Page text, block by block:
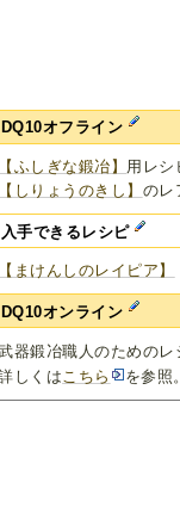
DQ10オフライン
【ふしぎな鍛冶】 用レシ
【しりょうのきし】 のレ
入手できるレシピ
【まけんしのレイピア】
DQ10オンライン
器鍛冶職人のためのレ
しくは こちら を参照。